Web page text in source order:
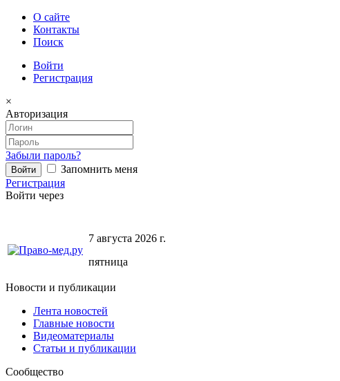
О сайте
Контакты
Поиск
Войти
Регистрация
×
Авторизация
Забыли пароль?
Запомнить меня
Регистрация
Войти через
7 августа 2026 г.
пятница
Новости и публикации
Лента новостей
Главные новости
Видеоматериалы
Статьи и публикации
Сообщество